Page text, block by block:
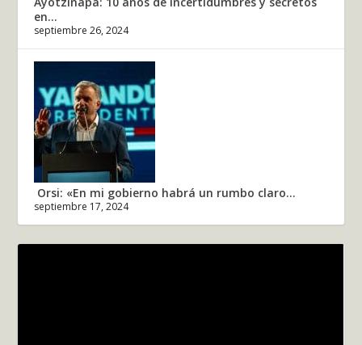
en...
septiembre 26, 2024
Orsi: «En mi gobierno habrá un rumbo claro...
septiembre 17, 2024